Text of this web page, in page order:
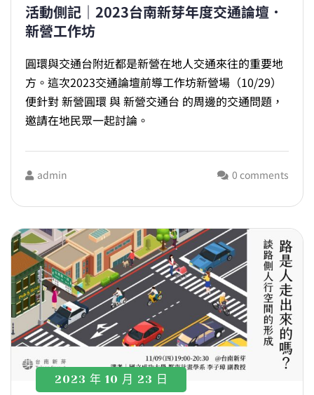
活動側記｜2023台南新芽年度交通論壇．
新營工作坊
圓環與交通台附近都是新營在地人交通來往的重要地
方。這次2023交通論壇前導工作坊新營場（10/29）
便針對 新營圓環 與 新營交通台 的周邊的交通問題，
邀請在地民眾一起討論。
admin 0 comments
2023 年 10 月 23 日